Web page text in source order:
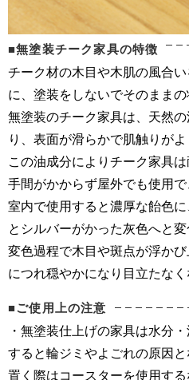
■無塗装チーク家具の特徴
チーク材の木目や木肌の風合
に、塗装をしないでそのままの
無塗装のチーク家具は、天然
り、表面が滑らかで肌触りが
この油成分によりチーク家具
手間がかからず屋外でも使用で
室内で使用すると濃厚な飴色
とシルバーがかった灰色へと変
変色過程で木目や斑点が浮か
につれ穏やかになり目立たなく
■ご使用上の注意
・無塗装仕上げの家具は水分
すると輪ジミやよごれの原因
置く際はコースターを使用する